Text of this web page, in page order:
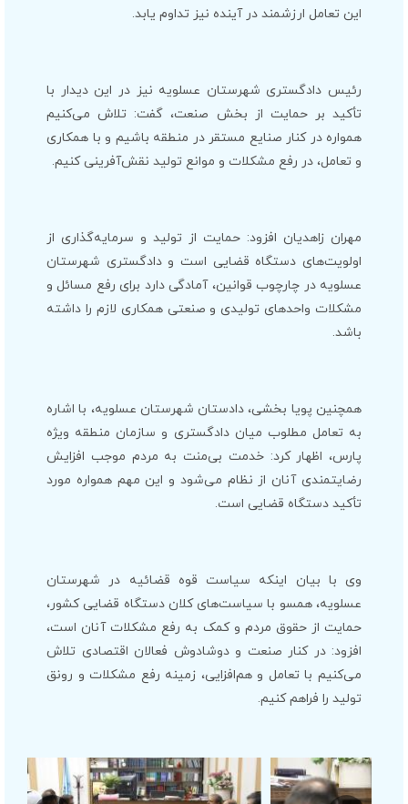
این تعامل ارزشمند در آینده نیز تداوم یابد.
رئیس دادگستری شهرستان عسلویه نیز در این دیدار با
تأکید بر حمایت از بخش صنعت، گفت: تلاش می‌کنیم
همواره در کنار صنایع مستقر در منطقه باشیم و با همکاری
و تعامل، در رفع مشکلات و موانع تولید نقش‌آفرینی کنیم.
مهران زاهدیان افزود: حمایت از تولید و سرمایه‌گذاری از
اولویت‌های دستگاه قضایی است و دادگستری شهرستان
عسلویه در چارچوب قوانین، آمادگی دارد برای رفع مسائل و
مشکلات واحدهای تولیدی و صنعتی همکاری لازم را داشته
باشد.
همچنین پویا بخشی، دادستان شهرستان عسلویه، با اشاره
به تعامل مطلوب میان دادگستری و سازمان منطقه ویژه
پارس، اظهار کرد: خدمت بی‌منت به مردم موجب افزایش
رضایتمندی آنان از نظام می‌شود و این مهم همواره مورد
تأکید دستگاه قضایی است.
وی با بیان اینکه سیاست قوه قضائیه در شهرستان
عسلویه، همسو با سیاست‌های کلان دستگاه قضایی کشور،
حمایت از حقوق مردم و کمک به رفع مشکلات آنان است،
افزود: در کنار صنعت و دوشادوش فعالان اقتصادی تلاش
می‌کنیم با تعامل و هم‌افزایی، زمینه رفع مشکلات و رونق
تولید را فراهم کنیم.